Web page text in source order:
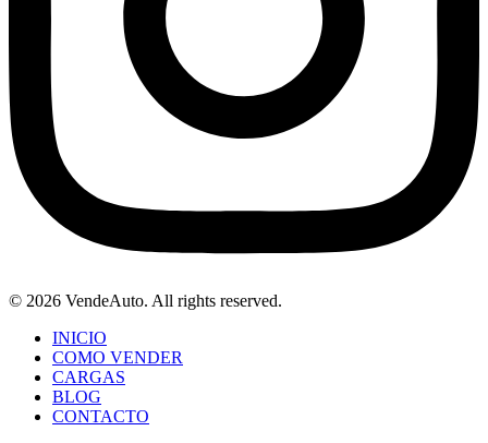
© 2026 VendeAuto. All rights reserved.
INICIO
COMO VENDER
CARGAS
BLOG
CONTACTO